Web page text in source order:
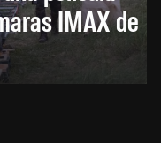
IMAX de